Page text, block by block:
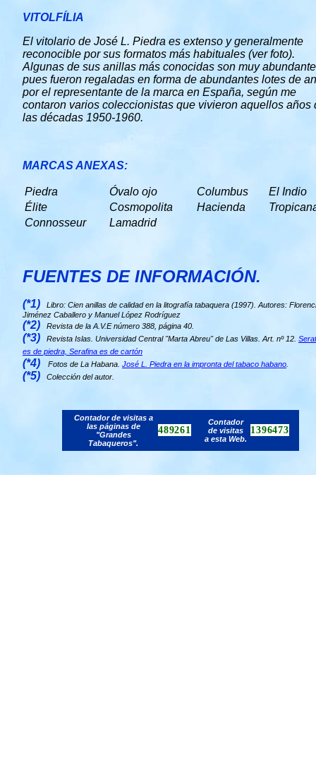
VITOLFÍLIA
El vitolario de José L. Piedra es extenso y generalmente
reconocible por sus formatos más habituales (ver foto).
Algunas de sus anillas más conocidas son muy
pues fueron regaladas en forma de abundantes lotes de
por el representante de la marca en España, según me
contaron varios coleccionistas que vivieron aquellos años
las décadas 1950-1960.
MARCAS ANEXAS:
Piedra Óvalo ojo Columbus
El Indio
Élite
Cosmopolita Hacienda
Connosseur
Lamadrid
FUENTES DE INFORMACIÓN.
(*1)
Libro: Cien anillas de calidad en la litografía tabaquera (1997). Autores:
Jiménez Caballero y Manuel López Rodríguez
(*2) Revista de la A.V.E número 388, página 40.
(*3) Revista Islas. Universidad Central "Marta Abreu" de Las Villas. Art. nº 12.
es de piedra, Serafina es de cartón
(*4) Fotos de La Habana. José L. Piedra en la impronta del tabaco habano
(*5) Colección del autor.
Contador de visitas a
las páginas de
"Grandes
Tabaqueros".
489261
Contador
de visitas
a esta Web.
1396473